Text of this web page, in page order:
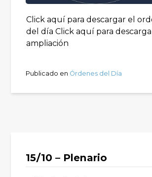
Click aquí para descargar el
del día Click aquí para
ampliación
Publicado en Órdenes del Día
15/10 – Plenario